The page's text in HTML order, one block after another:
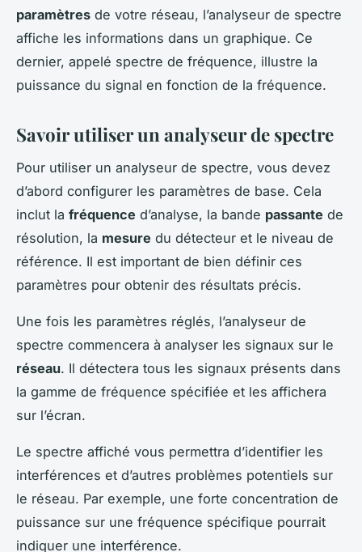
paramètres de votre réseau, l’analyseur de spectre
affiche les informations dans un graphique. Ce
dernier, appelé spectre de fréquence, illustre la
puissance du signal en fonction de la fréquence.
Savoir utiliser un analyseur de spectre
Pour utiliser un analyseur de spectre, vous devez
d’abord configurer les paramètres de base. Cela
inclut la fréquence d’analyse, la bande passante de
résolution, la mesure du détecteur et le niveau de
référence. Il est important de bien définir ces
paramètres pour obtenir des résultats précis.
Une fois les paramètres réglés, l’analyseur de
spectre commencera à analyser les signaux sur le
réseau. Il détectera tous les signaux présents dans
la gamme de fréquence spécifiée et les affichera
sur l’écran.
Le spectre affiché vous permettra d’identifier les
interférences et d’autres problèmes potentiels sur
le réseau. Par exemple, une forte concentration de
puissance sur une fréquence spécifique pourrait
indiquer une interférence.